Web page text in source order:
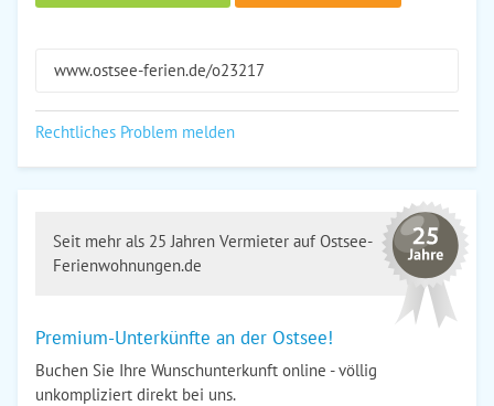
www.ostsee-ferien.de/o23217
Rechtliches Problem melden
Seit mehr als 25 Jahren Vermieter auf Ostsee-
Ferienwohnungen.de
Premium-Unterkünfte an der Ostsee!
Buchen Sie Ihre Wunschunterkunft online - völlig
unkompliziert direkt bei uns.